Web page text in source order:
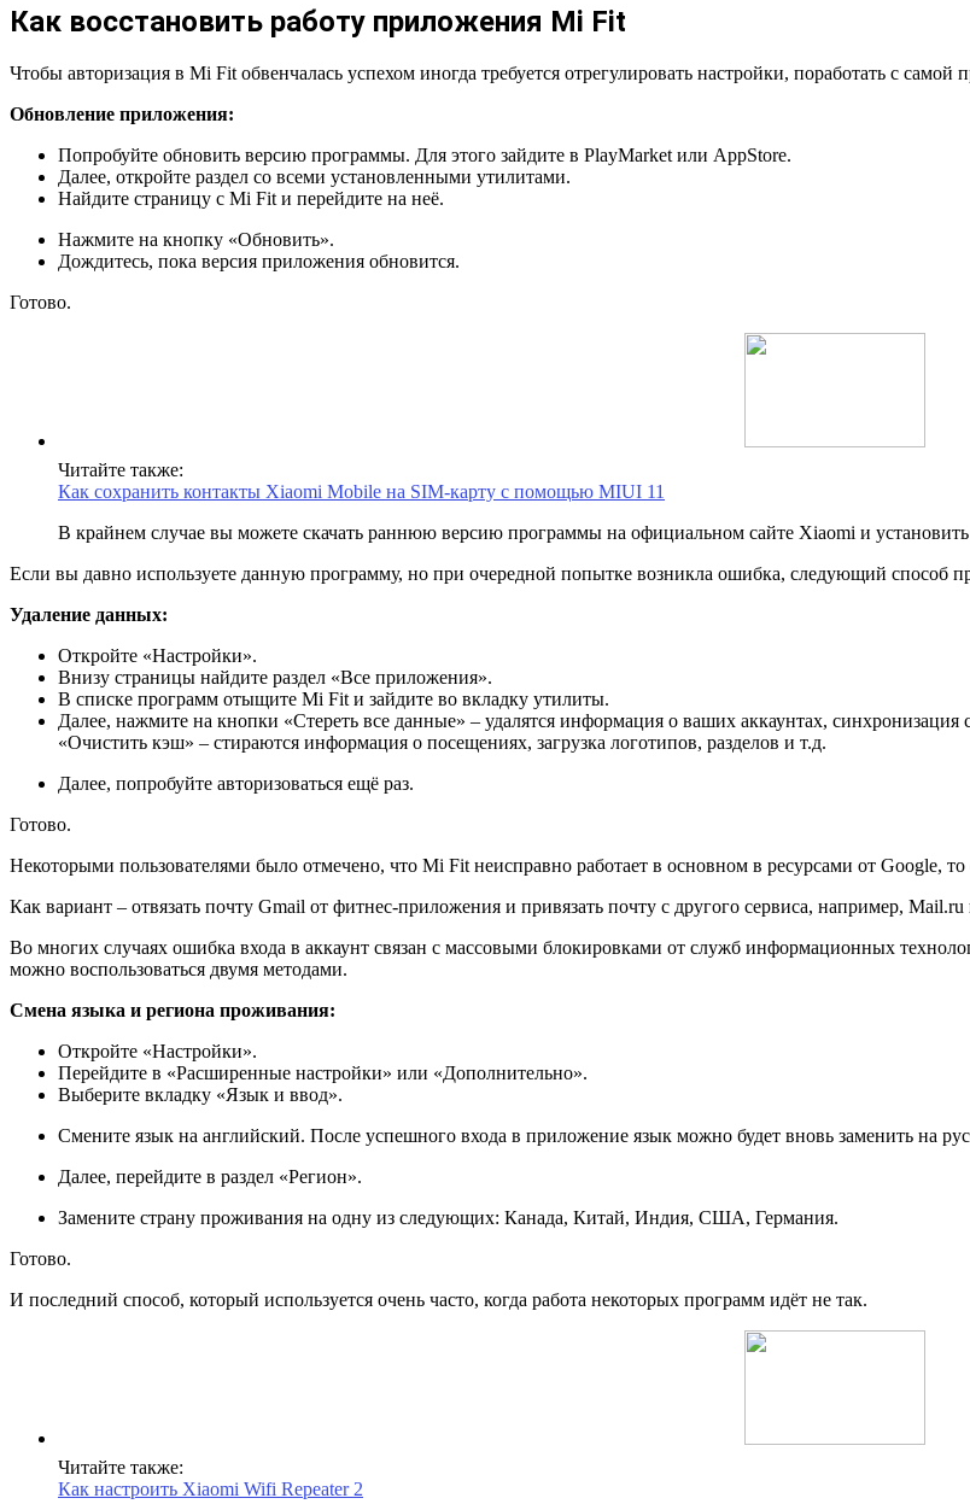
Как восстановить работу приложения Mi Fit
Чтобы авторизация в Mi Fit обвенчалась успехом иногда требуется отрегулировать настройки, поработать с
Обновление приложения:
Попробуйте обновить версию программы. Для этого зайдите в PlayMarket или AppStore.
Далее, откройте раздел со всеми установленными утилитами.
Найдите страницу с Mi Fit и перейдите на неё.
Нажмите на кнопку «Обновить».
Дождитесь, пока версия приложения обновится.
Готово.
Читайте также:
Как сохранить контакты Xiaomi Mobile на SIM-карту с помощью MIUI 11
В крайнем случае вы можете скачать раннюю версию программы на официальном сайте Xiaomi и установить
Если вы давно используете данную программу, но при очередной попытке возникла ошибка, следующий способ
Удаление данных:
Откройте «Настройки».
Внизу страницы найдите раздел «Все приложения».
В списке программ отыщите Mi Fit и зайдите во вкладку утилиты.
Далее, нажмите на кнопки «Стереть все данные» – удалятся информация о ваших аккаунтах,
«Очистить кэш» – стираются информация о посещениях, загрузка логотипов, разделов и т.д.
Далее, попробуйте авторизоваться ещё раз.
Готово.
Некоторыми пользователями было отмечено, что Mi Fit неисправно работает в основном в ресурсами от Google, то
Как вариант – отвязать почту Gmail от фитнес-приложения и привязать почту с другого сервиса, например,
Во многих случаях ошибка входа в аккаунт связан с массовыми блокировками от служб информационных
можно воспользоваться двумя методами.
Смена языка и региона проживания:
Откройте «Настройки».
Перейдите в «Расширенные настройки» или «Дополнительно».
Выберите вкладку «Язык и ввод».
Смените язык на английский. После успешного входа в приложение язык можно будет вновь заменить на
Далее, перейдите в раздел «Регион».
Замените страну проживания на одну из следующих: Канада, Китай, Индия, США, Германия.
Готово.
И последний способ, который используется очень часто, когда работа некоторых программ идёт не так.
Читайте также:
Как настроить Xiaomi Wifi Repeater 2